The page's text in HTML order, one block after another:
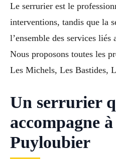
Le serrurier est le
interventions, tandis que la
l’ensemble des services liés
Nous proposons toutes les
Les Michels, Les Bastides,
Un serrurier
accompagne
Puyloubier